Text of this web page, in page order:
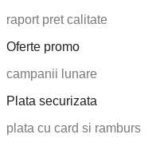
raport pret calitate
Oferte promo
campanii lunare
Plata securizata
plata cu card si ramburs